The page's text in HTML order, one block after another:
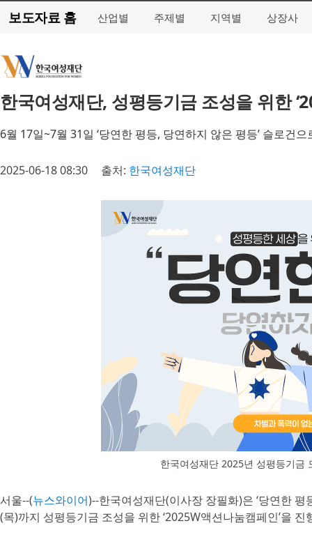
보도자료 홈 산업별 주제별 지역별 상장사
한국여성재단, 성평등기금 조성을 위한
6월 17일~7월 31일 ‘당연한 평등, 당연하지 않은 평등’ 슬로건으
2025-06-18 08:30 출처: 한국여성재단
한국여성재단 2025년 성평등기
서울--(뉴스와이어)--한국여성재단(이사장 장필화)은 ‘당연한
(목)까지 성평등기금 조성을 위한 ‘2025W액션나눔캠페인’을 진